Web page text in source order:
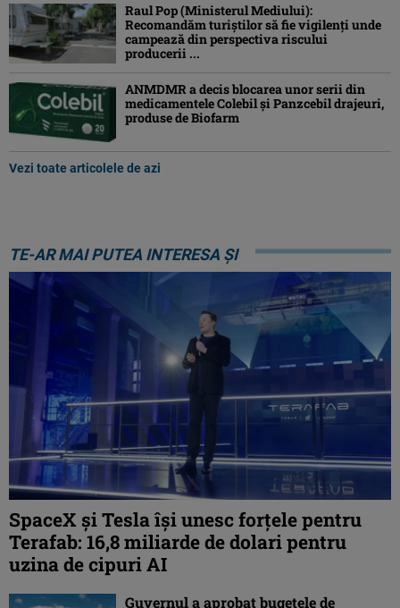
Raul Pop (Ministerul Mediului):
Recomandăm turiştilor să fie vigilenţi unde
campează din perspectiva riscului
producerii ...
ANMDMR a decis blocarea unor serii din
medicamentele Colebil și Panzcebil drajeuri,
produse de Biofarm
Vezi toate articolele de azi
TE-AR MAI PUTEA INTERESA ȘI
SpaceX și Tesla își unesc forțele pentru
Terafab: 16,8 miliarde de dolari pentru
uzina de cipuri AI
Guvernul a aprobat bugetele de